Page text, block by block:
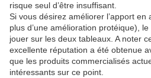
risque seul d’être insuffisant.
Si vous désirez améliorer l’apport en
plus d’une amélioration protéique),
jouer sur les deux tableaux. A noter
excellente réputation a été obtenue
que les produits commercialisés
intéressants sur ce point.